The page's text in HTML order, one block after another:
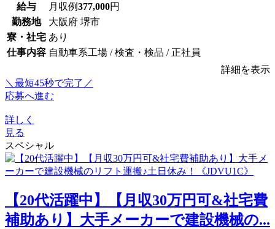
給与 月収例377,000円
勤務地
大阪府 堺市
寮・社宅 あり
仕事内容 自動車系工場 / 検査・検品 / 正社員
詳細を表示
＼最短45秒で完了／
応募へ進む
詳しく
見る
スペシャル
【20代活躍中】【月収30万円可&社宅費
補助あり】大手メーカーで建設機械の...